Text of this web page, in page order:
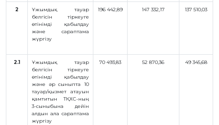
ШЫҒАРЫЛҒАН
ЖЕРЛЕР
АТАУЛАРЫНЫҢ
ИНТЕРАКТИВТІ
КАРТАСЫ
СҰРАҚ -
2
Ұжымдық тауар
белгісін тіркеуге
өтінімді қабылдау
және сараптама
жүргізу
196 442,89 147 332,17 137 510,03
2.1
Ұжымдық тауар
белгісін тіркеуге
өтінімді қабылдау
және әр сыныпта 10
тауар/қызмет атауын
қамтитын ТҚХС-ның
3-сыныбына дейін
алдын ала сараптама
жүргізу
70 493,83 52 870,36 49 345,68